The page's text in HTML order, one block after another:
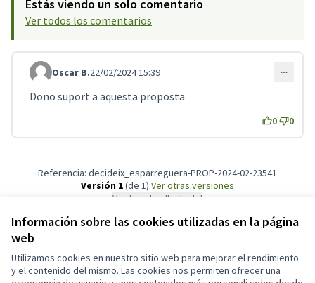
Información sobre las cookies utilizadas en la página
web
Utilizamos cookies en nuestro sitio web para mejorar el rendimiento
y el contenido del mismo. Las cookies nos permiten ofrecer una
Estás viendo un solo comentario
Ver todos los comentarios
Comentario 3969
Oscar B.22/02/2024 15:39
Dono suport a aquesta proposta
0 0
Referencia: decideix_esparreguera-PROP-2024-02-23541
Versión 1(de 1)
ver otras versiones
Verificar huella digital
Términos y condiciones de uso
Configuración de cookies
Participa311 decideix.esparreguera.cat en X
Participa311 decideix.esparreguera.cat en Facebook
Participa311 decideix.esparreguera.cat en Instagram
Participa311 decideix.esparreguera.cat en YouTube